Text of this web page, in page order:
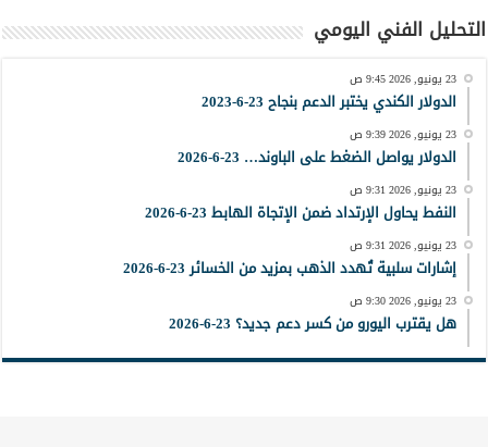
التحليل الفني اليومي
23 يونيو, 2026 9:45 ص
الدولار الكندي يختبر الدعم بنجاح 23-6-2023
23 يونيو, 2026 9:39 ص
الدولار يواصل الضغط على الباوند… 23-6-2026
23 يونيو, 2026 9:31 ص
النفط يحاول الإرتداد ضمن الإتجاة الهابط 23-6-2026
23 يونيو, 2026 9:31 ص
إشارات سلبية تُهدد الذهب بمزيد من الخسائر 23-6-2026
23 يونيو, 2026 9:30 ص
هل يقترب اليورو من كسر دعم جديد؟ 23-6-2026